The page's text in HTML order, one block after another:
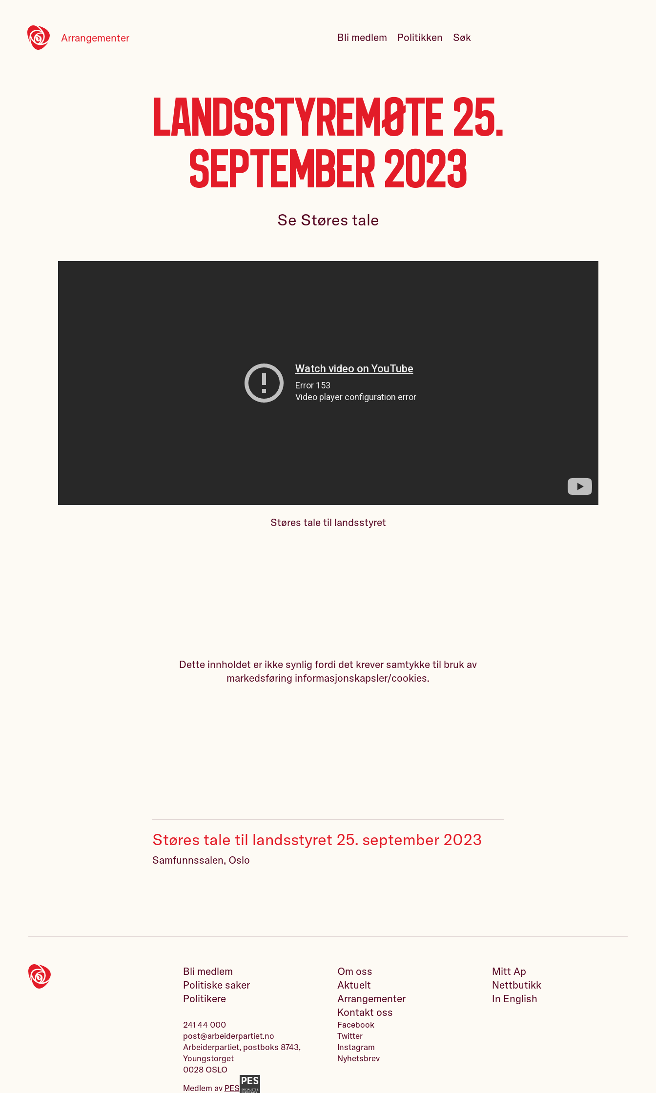
Bli medlem Politikken Søk
Arrangementer
Landsstyremøte 25.
september 2023
Se Støres tale
Støres tale til landsstyret
Dette innholdet er ikke synlig fordi det krever samtykke til bruk av
markedsføring informasjonskapsler/cookies.
Støres tale til landsstyret 25. september 2023
Samfunnssalen, Oslo
Bli medlem
Politiske saker
Politikere
Om oss
Aktuelt
Arrangementer
Kontakt oss
Mitt Ap
Nettbutikk
In English
241 44 000
post@arbeiderpartiet.no
Arbeiderpartiet, postboks 8743,
Youngstorget
0028 OSLO
Facebook
Twitter
Instagram
Nyhetsbrev
Medlem av PES